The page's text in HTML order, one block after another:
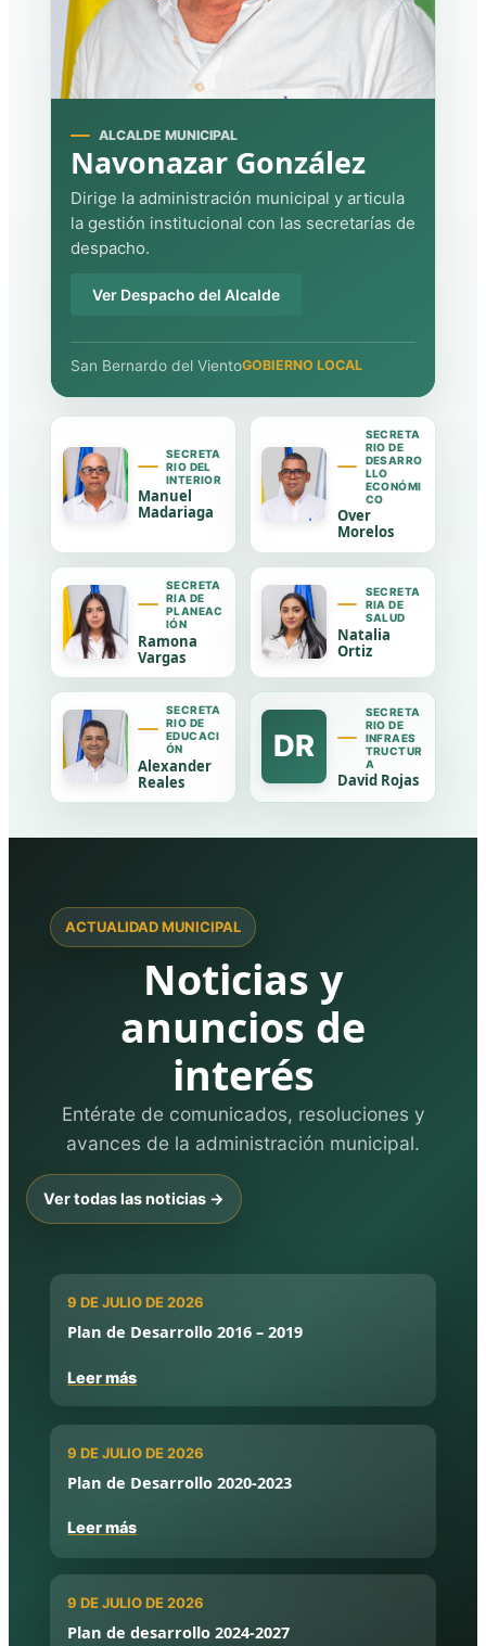
ALCALDE MUNICIPAL
Navonazar González
Dirige la administración municipal y articula
la gestión institucional con las secretarías de
despacho.
Ver Despacho del Alcalde
San Bernardo del VientoGOBIERNO LOCAL
SECRETA
RIO DEL
INTERIOR
Manuel
Madariaga
SECRETA
RIO DE
DESARRO
LLO
ECONÓMI
CO
Over
Morelos
SECRETA
RIA DE
PLANEAC
IÓN
Ramona
Vargas
SECRETA
RIA DE
SALUD
Natalia
Ortiz
SECRETA
RIO DE
EDUCACI
ÓN
Alexander
Reales
DR
SECRETA
RIO DE
INFRAES
TRUCTUR
A
David Rojas
ACTUALIDAD MUNICIPAL
Noticias y
anuncios de
interés
Entérate de comunicados, resoluciones y
avances de la administración municipal.
Ver todas las noticias →
9 DE JULIO DE 2026
Plan de Desarrollo 2016 – 2019
Leer más
9 DE JULIO DE 2026
Plan de Desarrollo 2020-2023
Leer más
9 DE JULIO DE 2026
Plan de desarrollo 2024-2027